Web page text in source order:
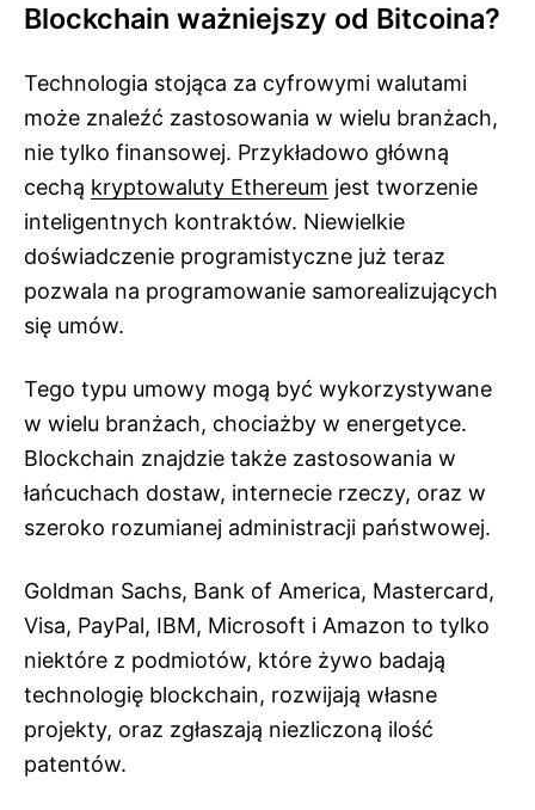
Blockchain ważniejszy od Bitcoina?
Technologia stojąca za cyfrowymi walutami
może znaleźć zastosowania w wielu branżach,
nie tylko finansowej. Przykładowo główną
cechą kryptowaluty Ethereum jest tworzenie
inteligentnych kontraktów. Niewielkie
doświadczenie programistyczne już teraz
pozwala na programowanie samorealizujących
się umów.
Tego typu umowy mogą być wykorzystywane
w wielu branżach, chociażby w energetyce.
Blockchain znajdzie także zastosowania w
łańcuchach dostaw, internecie rzeczy, oraz w
szeroko rozumianej administracji państwowej.
Goldman Sachs, Bank of America, Mastercard,
Visa, PayPal, IBM, Microsoft i Amazon to tylko
niektóre z podmiotów, które żywo badają
technologię blockchain, rozwijają własne
projekty, oraz zgłaszają niezliczoną ilość
patentów.